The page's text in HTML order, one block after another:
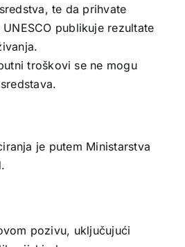
te da prihvate
publikuje rezultate
troškovi se ne mogu
je putem Ministarstva
pozivu, uključujući